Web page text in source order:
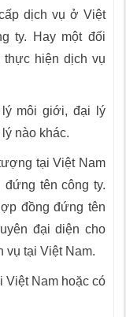
dịch vụ ở Việt
ty. Hay một đối
hiện dịch vụ
môi giới, đại lý
nào khác.
tại Việt Nam
tên công ty.
đồng đứng tên
đại diện cho
vụ tại Việt Nam.
Việt Nam hoặc có